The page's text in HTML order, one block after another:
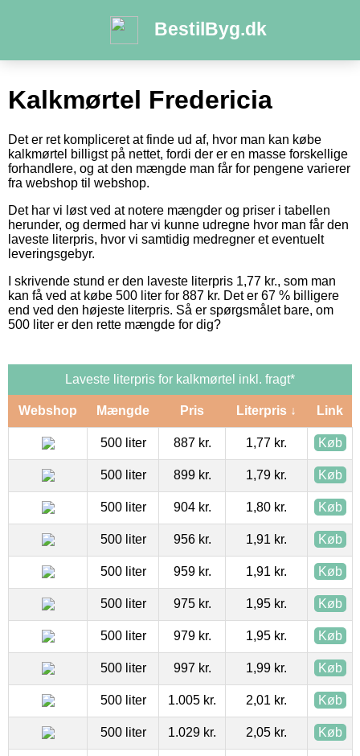
BestilByg.dk
Kalkmørtel Fredericia
Det er ret kompliceret at finde ud af, hvor man kan købe
kalkmørtel billigst på nettet, fordi der er en masse forskellige
forhandlere, og at den mængde man får for pengene varierer
fra webshop til webshop.
Det har vi løst ved at notere mængder og priser i tabellen
herunder, og dermed har vi kunne udregne hvor man får den
laveste literpris, hvor vi samtidig medregner et eventuelt
leveringsgebyr.
I skrivende stund er den laveste literpris 1,77 kr., som man
kan få ved at købe 500 liter for 887 kr. Det er 67 % billigere
end ved den højeste literpris. Så er spørgsmålet bare, om
500 liter er den rette mængde for dig?
Laveste literpris for kalkmørtel inkl. fragt*
Webshop Mængde Pris Literpris ↓ Link
500 liter 887 kr. 1,77 kr. Køb
500 liter 899 kr. 1,79 kr. Køb
500 liter 904 kr. 1,80 kr. Køb
500 liter 956 kr. 1,91 kr. Køb
500 liter 959 kr. 1,91 kr. Køb
500 liter 975 kr. 1,95 kr. Køb
500 liter 979 kr. 1,95 kr. Køb
500 liter 997 kr. 1,99 kr. Køb
500 liter 1.005 kr. 2,01 kr. Køb
500 liter 1.029 kr. 2,05 kr. Køb